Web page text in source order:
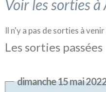
Voir les sorties à
Il n'y a pas de sorties à
Les sorties passées
dimanche 15 mai